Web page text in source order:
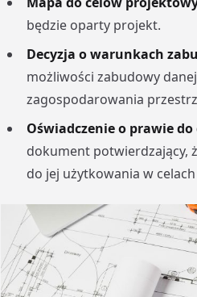
będzie oparty projekt.
Decyzja o warunkach
możliwości zabudowy
zagospodarowania
Oświadczenie o prawie
dokument potwierdzający,
do jej użytkowania w